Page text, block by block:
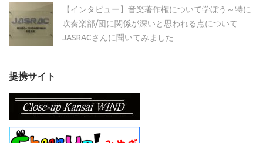
【インタビュー】音楽著作権について学ぼう～特に
吹奏楽部/団に関係が深いと思われる点について
JASRACさんに聞いてみました
提携サイト